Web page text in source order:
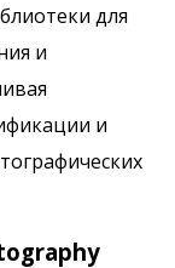
для
и
и